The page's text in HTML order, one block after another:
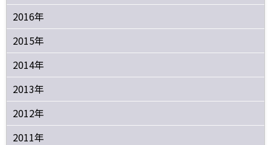
2016年
2015年
2014年
2013年
2012年
2011年